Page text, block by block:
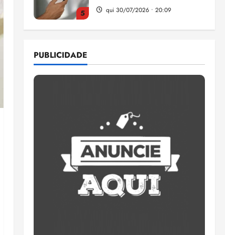
1 qua 05/08/2026 • 16:02
juiz
3
de Professor Edmilson à
Câmara Federal nas eleições
de 2026
ter 04/08/2026 • 18:32
COMPEDE de Paço do
Lumiar participa de evento
que debateu os 11 anos da
Lei de inclusão Brasileira
PUBLICIDADE